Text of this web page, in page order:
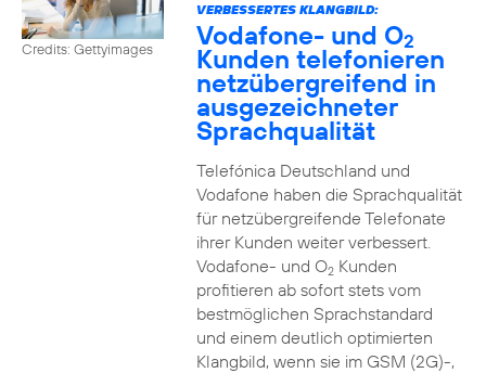
Credits: Gettyimages
VERBESSERTES KLANGBILD:
Vodafone- und O2
Kunden telefonieren
netzübergreifend in
ausgezeichneter
Sprachqualität
Telefónica Deutschland und
Vodafone haben die Sprachqualität
für netzübergreifende Telefonate
ihrer Kunden weiter verbessert.
Vodafone- und O2Kunden
profitieren ab sofort stets vom
bestmöglichen Sprachstandard
und einem deutlich optimierten
Klangbild, wenn sie im GSM (2G)-,